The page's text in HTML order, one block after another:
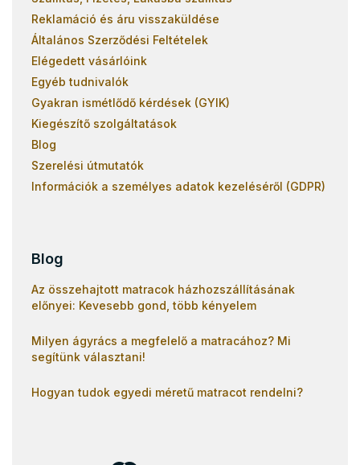
Reklamáció és áru visszaküldése
Általános Szerződési Feltételek
Elégedett vásárlóink
Egyéb tudnivalók
Gyakran ismétlődő kérdések (GYIK)
Kiegészítő szolgáltatások
Blog
Szerelési útmutatók
Információk a személyes adatok kezeléséről (GDPR)
Blog
Az összehajtott matracok házhozszállításának
előnyei: Kevesebb gond, több kényelem
Milyen ágyrács a megfelelő a matracához? Mi
segítünk választani!
Hogyan tudok egyedi méretű matracot rendelni?